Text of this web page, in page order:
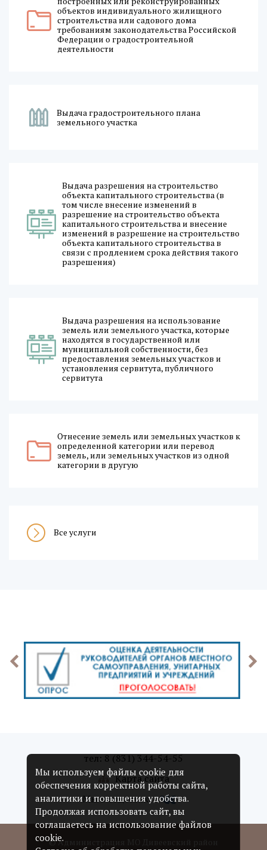
объектов индивидуального жилищного
строительства или садового дома
требованиям законодательства Российской
Федерации о градостроительной
деятельности
Выдача градостроительного плана
земельного участка
Выдача разрешения на строительство
объекта капитального строительства (в
том числе внесение изменений в
разрешение на строительство объекта
капитального строительства и внесение
изменений в разрешение на строительство
объекта капитального строительства в
связи с продлением срока действия такого
разрешения)
Выдача разрешения на использование
земель или земельного участка, которые
находятся в государственной или
муниципальной собственности, без
предоставления земельных участков и
установления сервитута, публичного
сервитута
Отнесение земель или земельных участков к
определенной категории или перевод
земель, или земельных участков из одной
категории в другую
Все услуги
тел: 8 (831) 344-54-55
Карта сайта
Мы в соцсетях:
© Администрация МО Дивеевский район
Мы используем файлы cookie для
обеспечения корректной работы сайта,
аналитики и повышения удобства.
Продолжая использовать сайт, вы
соглашаетесь на использование файлов
cookie.